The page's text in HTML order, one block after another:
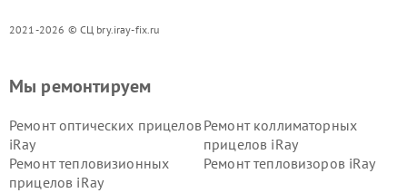
2021-2026 © СЦ bry.iray-fix.ru
Мы ремонтируем
Ремонт оптических прицелов
iRay
Ремонт коллиматорных
прицелов iRay
Ремонт тепловизионных
прицелов iRay
Ремонт тепловизоров iRay